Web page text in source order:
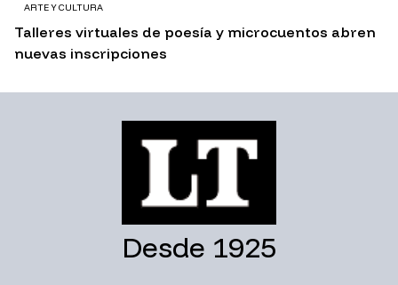
ARTE Y CULTURA
Talleres virtuales de poesía y microcuentos abren
nuevas inscripciones
Desde 1925